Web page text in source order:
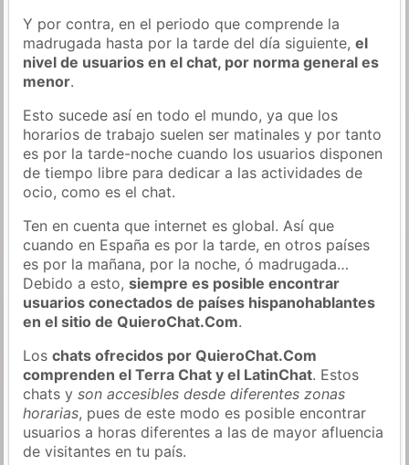
Y por contra, en el periodo que comprende la
madrugada hasta por la tarde del día siguiente,el
nivel de usuarios en el chat, por norma general es
menor.
Esto sucede así en todo el mundo, ya que los
horarios de trabajo suelen ser matinales y por tanto
es por la tarde-noche cuando los usuarios disponen
de tiempo libre para dedicar a las actividades de
ocio, como es el chat.
Ten en cuenta que internet es global. Así que
cuando en España es por la tarde, en otros países
es por la mañana, por la noche, ó madrugada…
Debido a esto,siempre es posible encontrar
usuarios conectados de países hispanohablantes
en el sitio de QuieroChat.Com.
Loschats ofrecidos por QuieroChat.Com
comprenden el Terra Chat y el LatinChat. Estos
chats yson accesibles desde diferentes zonas
horarias, pues de este modo es posible encontrar
usuarios a horas diferentes a las de mayor afluencia
de visitantes en tu país.